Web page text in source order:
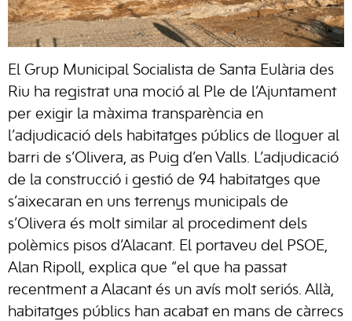
El Grup Municipal Socialista de Santa Eulària des
Riu ha registrat una moció al Ple de l’Ajuntament
per exigir la màxima transparència en
l’adjudicació dels habitatges públics de lloguer al
barri de s’Olivera, as Puig d’en Valls. L’adjudicació
de la construcció i gestió de 94 habitatges que
s’aixecaran en uns terrenys municipals de
s’Olivera és molt similar al procediment dels
polèmics pisos d’Alacant. El portaveu del PSOE,
Alan Ripoll, explica que “el que ha passat
recentment a Alacant és un avís molt seriós. Allà,
habitatges públics han acabat en mans de càrrecs